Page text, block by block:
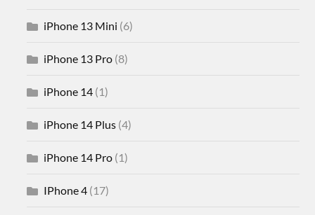
iPhone 13 Mini (6)
iPhone 13 Pro (8)
iPhone 14 (1)
iPhone 14 Plus (4)
iPhone 14 Pro (1)
IPhone 4 (17)